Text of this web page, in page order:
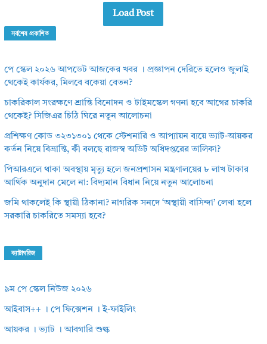
Load Post
সর্বশেষ প্রকাশিত
পে স্কেল ২০২৬ আপডেট আজকের খবর । প্রজ্ঞাপন দেরিতে হলেও জুলাই
থেকেই কার্যকর, মিলবে বকেয়া বেতন?
চাকরিকাল সংরক্ষণে শ্রান্তি বিনোদন ও টাইমস্কেল গণনা হবে আগের চাকরি
থেকেই? সিজিএর চিঠি ঘিরে নতুন আলোচনা
প্রশিক্ষণ কোড ৩২৩১৩০১ থেকে স্টেশনারি ও আপ্যায়ন ব্যয়ে ভ্যাট-আয়কর
কর্তন নিয়ে বিভ্রান্তি, কী বলছে রাজস্ব অডিট অধিদপ্তরের তালিকা?
পিআরএলে থাকা অবস্থায় মৃত্যু হলে জনপ্রশাসন মন্ত্রণালয়ের ৮ লাখ টাকার
আর্থিক অনুদান মেলে না: বিদ্যমান বিধান নিয়ে নতুন আলোচনা
জমি থাকলেই কি স্থায়ী ঠিকানা? নাগরিক সনদে ‘অস্থায়ী বাসিন্দা’ লেখা হলে
সরকারি চাকরিতে সমস্যা হবে?
ক্যাটাগরিজ
৯ম পে স্কেল নিউজ ২০২৬
আইবাস++ । পে ফিক্সেশন । ই-ফাইলিং
আয়কর । ভ্যাট । আবগারি শুল্ক